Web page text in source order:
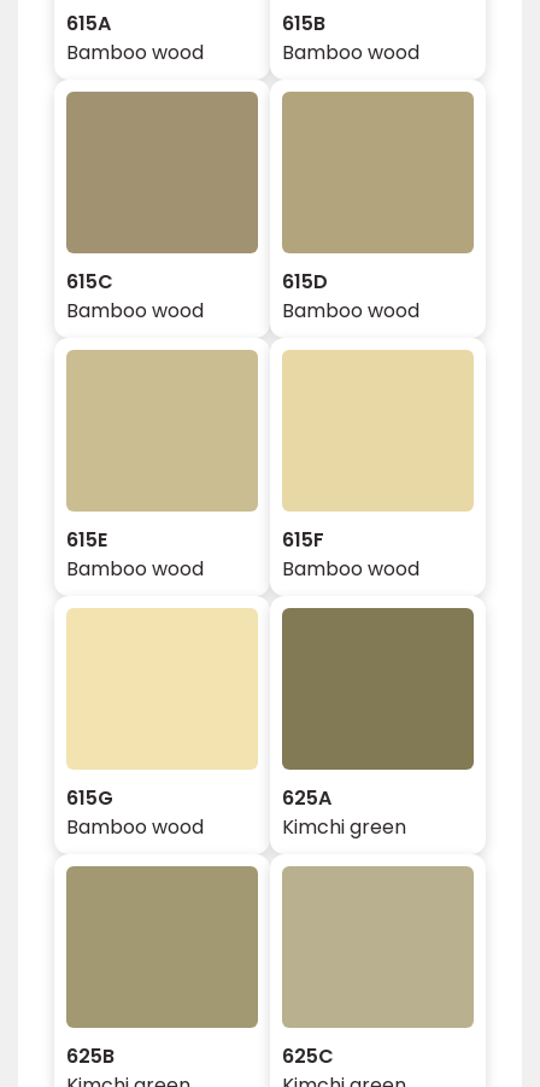
615A
Bamboo wood
615B
Bamboo wood
615C
Bamboo wood
615D
Bamboo wood
615E
Bamboo wood
615F
Bamboo wood
615G
Bamboo wood
625A
Kimchi green
625B
625C